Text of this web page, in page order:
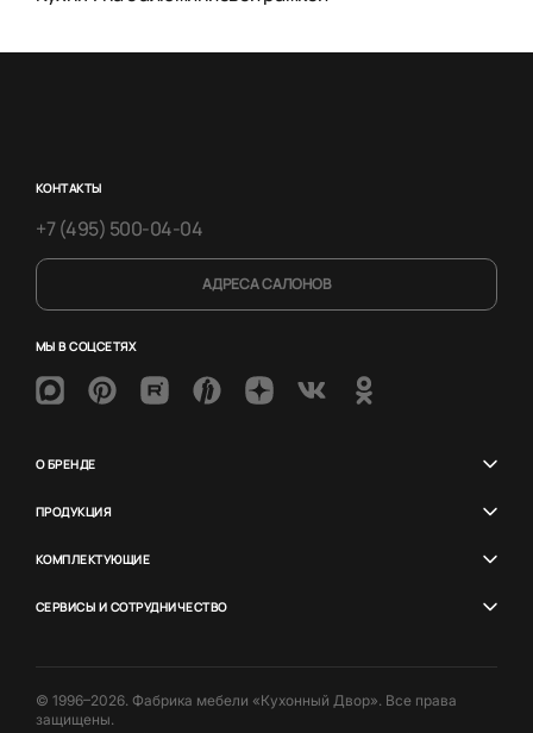
КОНТАКТЫ
+7 (495) 500-04-04
АДРЕСА САЛОНОВ
МЫ В СОЦСЕТЯХ
О БРЕНДЕ
ПРОДУКЦИЯ
КОМПЛЕКТУЮЩИЕ
СЕРВИСЫ И СОТРУДНИЧЕСТВО
© 1996–2026. Фабрика мебели «Кухонный Двор». Все права
защищены.